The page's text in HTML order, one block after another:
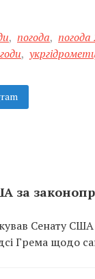
, погода,
,
за
Сенату
Грема щодо